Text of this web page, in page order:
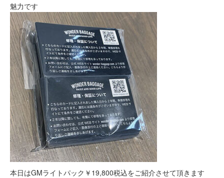
魅力です
本日はGMライトパック￥19,800税込をご紹介させて頂きます